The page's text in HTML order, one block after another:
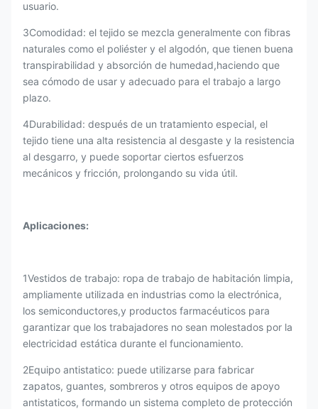
usuario.
3Comodidad: el tejido se mezcla generalmente con fibras
naturales como el poliéster y el algodón, que tienen buena
transpirabilidad y absorción de humedad,haciendo que
sea cómodo de usar y adecuado para el trabajo a largo
plazo.
4Durabilidad: después de un tratamiento especial, el
tejido tiene una alta resistencia al desgaste y la resistencia
al desgarro, y puede soportar ciertos esfuerzos
mecánicos y fricción, prolongando su vida útil.
Aplicaciones:
1Vestidos de trabajo: ropa de trabajo de habitación limpia,
ampliamente utilizada en industrias como la electrónica,
los semiconductores,y productos farmacéuticos para
garantizar que los trabajadores no sean molestados por la
electricidad estática durante el funcionamiento.
2Equipo antistatico: puede utilizarse para fabricar
zapatos, guantes, sombreros y otros equipos de apoyo
antistaticos, formando un sistema completo de protección